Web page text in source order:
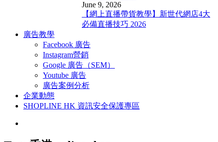
June 9, 2026
【網上直播帶貨教學】新世代網店4大
必備直播技巧 2026
廣告教學
Facebook 廣告
Instagram營銷
Google 廣告（SEM）
Youtube 廣告
廣告案例分析
企業動態
SHOPLINE HK 資訊安全保護專區